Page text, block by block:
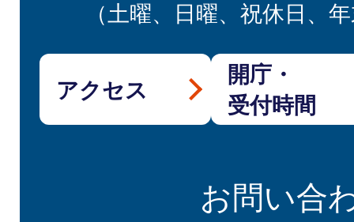
（土曜、日曜、祝休日、
アクセス
開庁・
受付時間
お問い合